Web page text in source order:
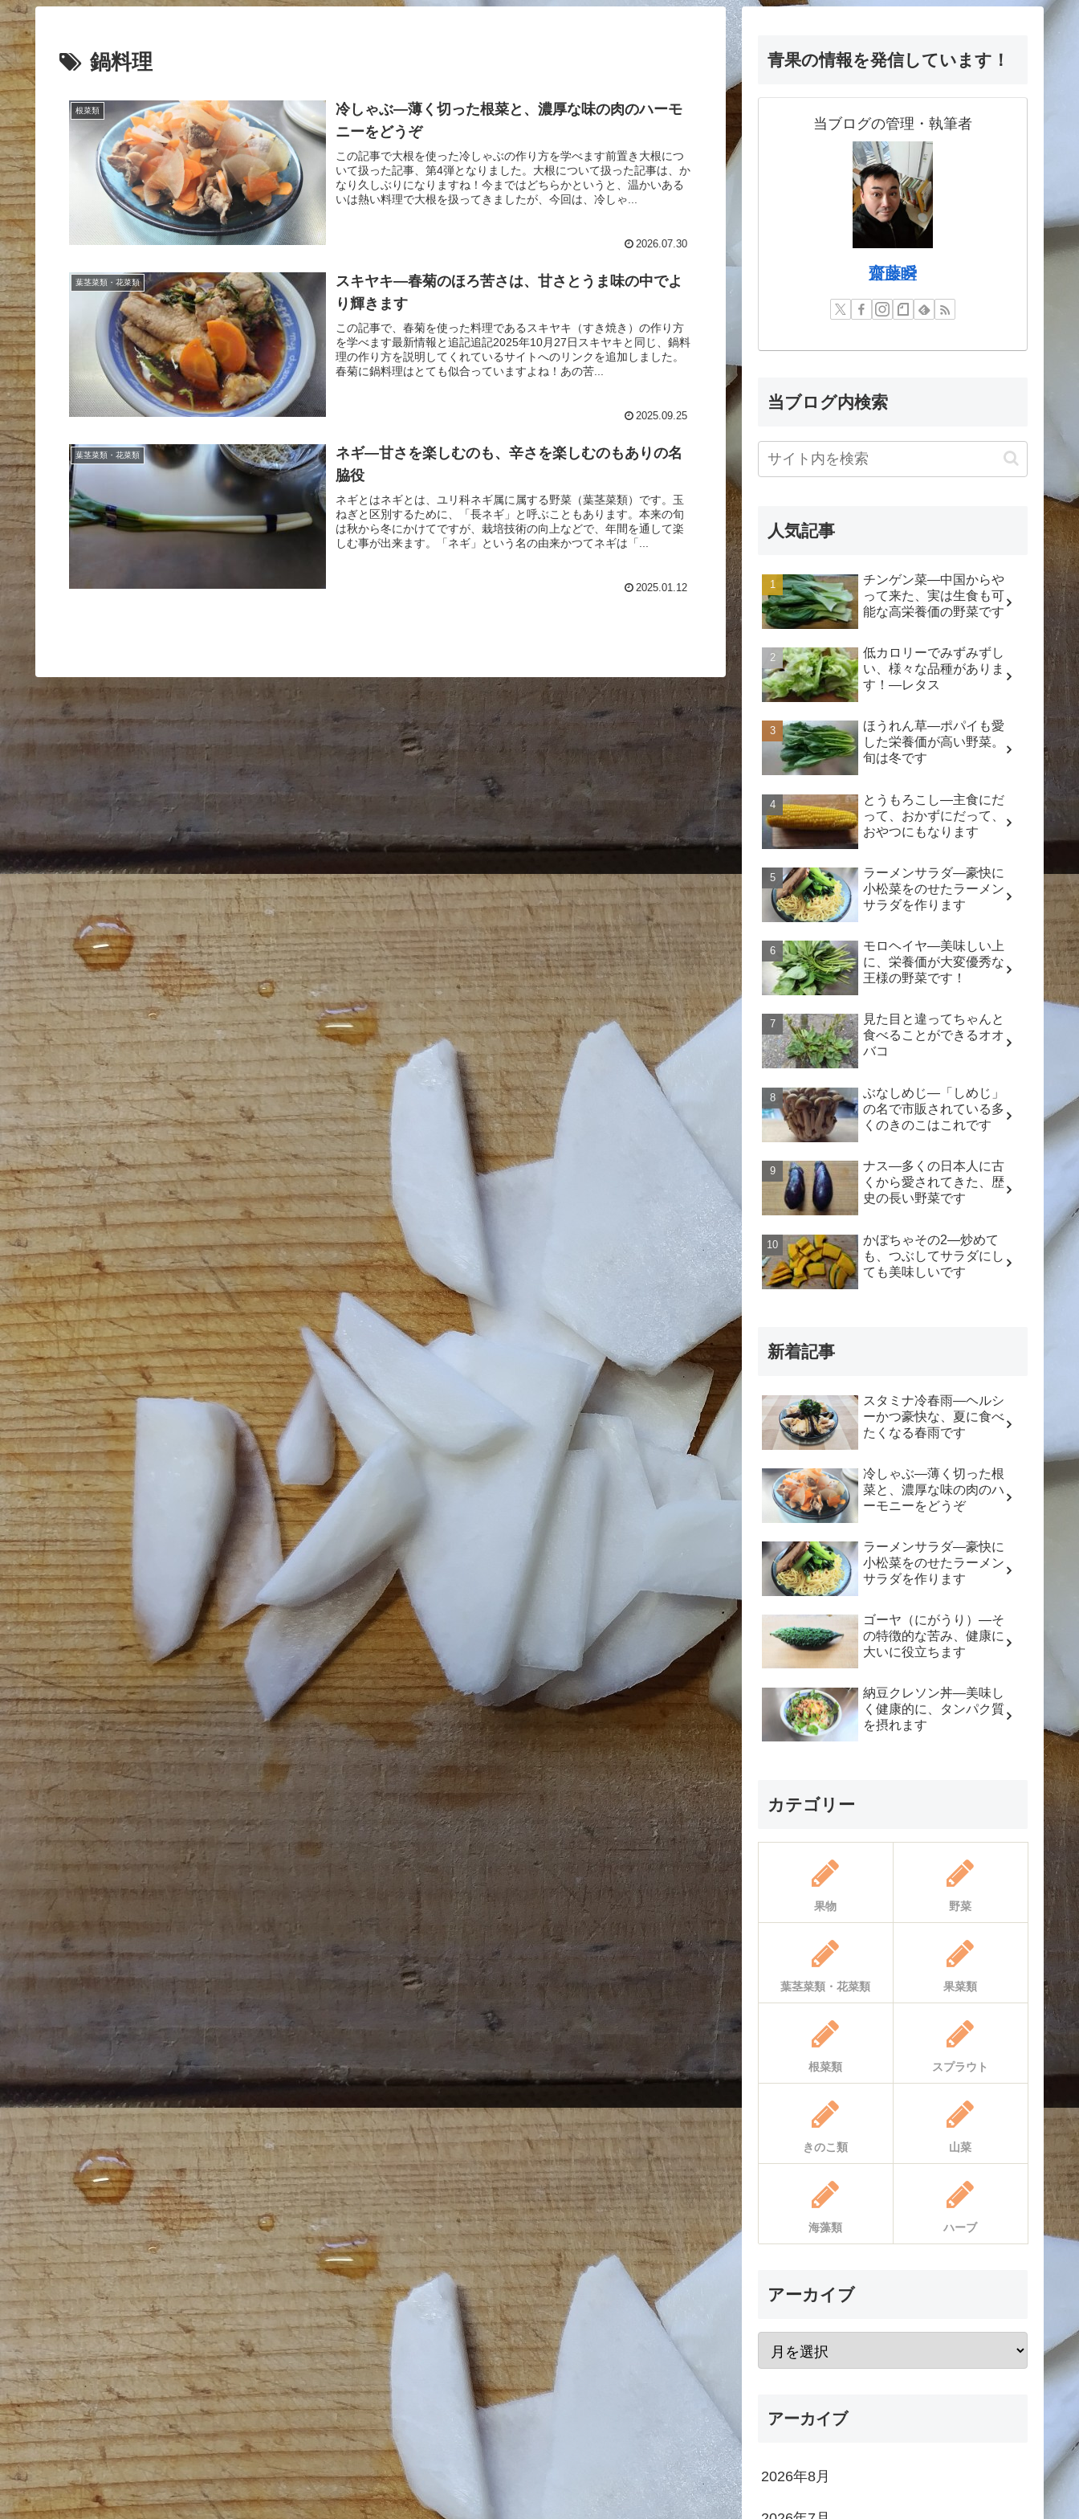
鍋料理
根菜類
冷しゃぶ―薄く切った根菜と、濃厚な味の肉のハーモ
ニーをどうぞ
この記事で大根を使った冷しゃぶの作り方を学べます前置き大根につ
いて扱った記事、第4弾となりました。大根について扱った記事は、か
なり久しぶりになりますね！今まではどちらかというと、温かいある
いは熱い料理で大根を扱ってきましたが、今回は、冷しゃ...
2026.07.30
葉茎菜類・花菜類
スキヤキ―春菊のほろ苦さは、甘さとうま味の中でよ
り輝きます
この記事で、春菊を使った料理であるスキヤキ（すき焼き）の作り方
を学べます最新情報と追記追記2025年10月27日スキヤキと同じ、鍋料
理の作り方を説明してくれているサイトへのリンクを追加しました。
春菊に鍋料理はとても似合っていますよね！あの苦...
2025.09.25
葉茎菜類・花菜類
ネギ―甘さを楽しむのも、辛さを楽しむのもありの名
脇役
ネギとはネギとは、ユリ科ネギ属に属する野菜（葉茎菜類）です。玉
ねぎと区別するために、「長ネギ」と呼ぶこともあります。本来の旬
は秋から冬にかけてですが、栽培技術の向上などで、年間を通して楽
しむ事が出来ます。「ネギ」という名の由来かつてネギは「...
2025.01.12
青果の情報を発信しています！
当ブログの管理・執筆者
齋藤瞬
当ブログ内検索
人気記事
チンゲン菜―中国からや
って来た、実は生食も可
能な高栄養価の野菜です
低カロリーでみずみずし
い、様々な品種がありま
す！―レタス
ほうれん草―ポパイも愛
した栄養価が高い野菜。
旬は冬です
とうもろこし―主食にだ
って、おかずにだって、
おやつにもなります
ラーメンサラダ―豪快に
小松菜をのせたラーメン
サラダを作ります
モロヘイヤ―美味しい上
に、栄養価が大変優秀な
王様の野菜です！
見た目と違ってちゃんと
食べることができるオオ
バコ
ぶなしめじ―「しめじ」
の名で市販されている多
くのきのこはこれです
ナス―多くの日本人に古
くから愛されてきた、歴
史の長い野菜です
かぼちゃその2―炒めて
も、つぶしてサラダにし
ても美味しいです
新着記事
スタミナ冷春雨―ヘルシ
ーかつ豪快な、夏に食べ
たくなる春雨です
冷しゃぶ―薄く切った根
菜と、濃厚な味の肉のハ
ーモニーをどうぞ
ラーメンサラダ―豪快に
小松菜をのせたラーメン
サラダを作ります
ゴーヤ（にがうり）―そ
の特徴的な苦み、健康に
大いに役立ちます
納豆クレソン丼―美味し
く健康的に、タンパク質
を摂れます
カテゴリー
果物 野菜
葉茎菜類・花菜類 果菜類
根菜類 スプラウト
きのこ類 山菜
海藻類 ハーブ
アーカイブ
アーカイブ
2026年8月